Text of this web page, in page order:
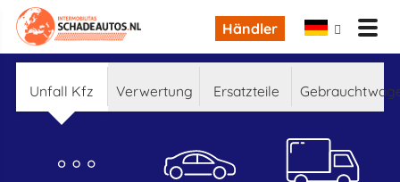
Händler
Unfall Kfz Verwertung Ersatzteile